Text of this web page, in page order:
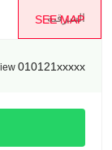
SEE MAP
الشرقية
010121xxxxx